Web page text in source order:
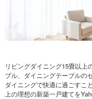
リビングダイニング15畳以上
ブル、ダイニングテーブルの
ダイニングで快適に過ごすこ
上の理想の新築一戸建てを